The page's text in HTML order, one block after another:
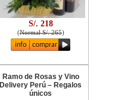
S/. 218
(Normal S/. 265)
Ramo de Rosas y Vino
Delivery Perú – Regalos
únicos